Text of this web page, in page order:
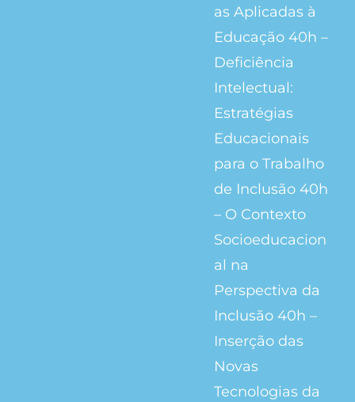
as Aplicadas à
Educação 40h –
Deficiência
Intelectual:
Estratégias
Educacionais
para o Trabalho
de Inclusão 40h
– O Contexto
Socioeducacion
al na
Perspectiva da
Inclusão 40h –
Inserção das
Novas
Tecnologias da